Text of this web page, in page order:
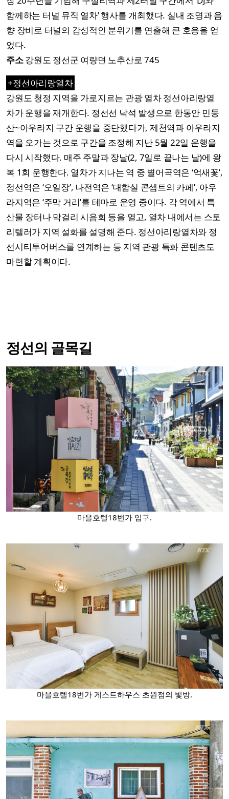
함께하는 터널 뮤직 열차’ 행사를 개최했다. 실내 조명과 음
향 장비로 터널의 감성적인 분위기를 연출해 큰 호응을 얻
었다.
주소강원도 정선군 여량면 노추산로 745
+정선아리랑열차
강원도 청정 지역을 가로지르는 관광 열차 정선아리랑열
차가 운행을 재개한다. 정선선 낙석 발생으로 한동안 민둥
산~아우라지 구간 운행을 중단했다가, 제천역과 아우라지
역을 오가는 것으로 구간을 조정해 지난 5월 22일 운행을
다시 시작했다. 매주 주말과 장날(2, 7일로 끝나는 날)에 왕
복 1회 운행한다. 열차가 지나는 역 중 별어곡역은 ‘억새꽃’,
정선역은 ‘오일장’, 나전역은 ‘대합실 콘셉트의 카페’, 아우
라지역은 ‘주막 거리’를 테마로 운영 중이다. 각 역에서 특
산물 장터나 막걸리 시음회 등을 열고, 열차 내에서는 스토
리텔러가 지역 설화를 설명해 준다. 정선아리랑열차와 정
선시티투어버스를 연계하는 등 지역 관광 특화 콘텐츠도
마련할 계획이다.
정선의 골목길
마을호텔18번가 입구.
마을호텔18번가 게스트하우스 초원점의 빛방.